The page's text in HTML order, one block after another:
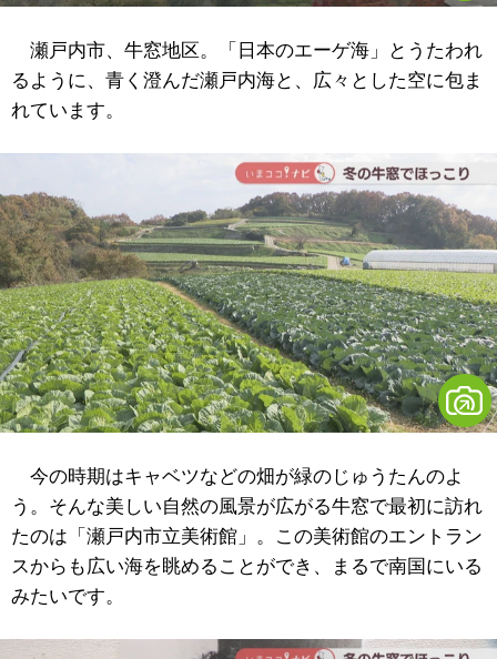
瀬戸内市、牛窓地区。「日本のエーゲ海」とうたわれ
るように、青く澄んだ瀬戸内海と、広々とした空に包ま
れています。
今の時期はキャベツなどの畑が緑のじゅうたんのよ
う。そんな美しい自然の風景が広がる牛窓で最初に訪れ
たのは「瀬戸内市立美術館」。この美術館のエントラン
スからも広い海を眺めることができ、まるで南国にいる
みたいです。